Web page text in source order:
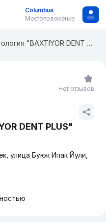
Columbus
Местоположение
Стоматология "BAXTIYOR DENT PLUS"
DENT PLUS"
улица Буюк Ипак Йули,
Нет отзывов